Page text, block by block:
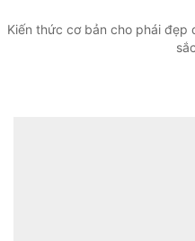
Kiến thức cơ bản cho phái đẹp